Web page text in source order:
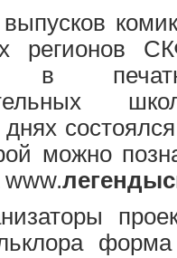
регионов
в
можно